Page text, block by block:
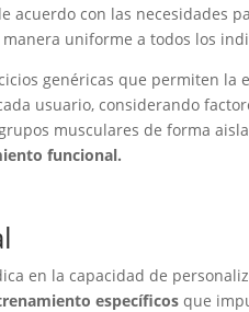
con las necesidades
uniforme a todos los
genéricas que permiten la
usuario, considerando
musculares de forma
funcional.
en la capacidad de
específicos que